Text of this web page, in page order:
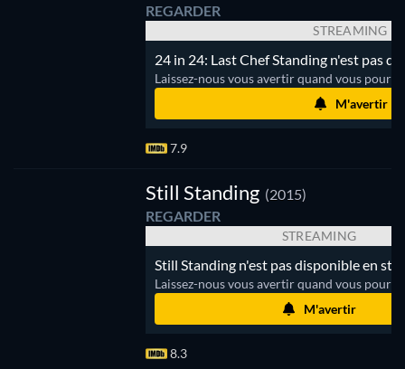
REGARDER
STREAMING
24 in 24: Last Chef Standing n'est pas
Laissez-nous vous avertir quand vous
M'avertir
7.9
Still Standing (2015)
REGARDER
STREAMING
Still Standing n'est pas disponible en
Laissez-nous vous avertir quand vous
M'avertir
8.3